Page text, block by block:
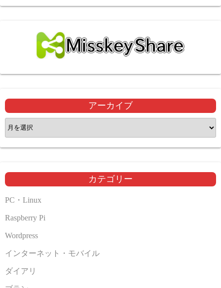
アーカイブ
ア
ー
カ
ブ
カテゴリー
PC・Linux
Raspberry Pi
Wordpress
インターネット・モバイル
ダイアリ